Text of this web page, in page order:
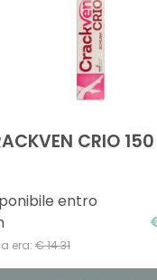
CRIO
entro
era: €14.31